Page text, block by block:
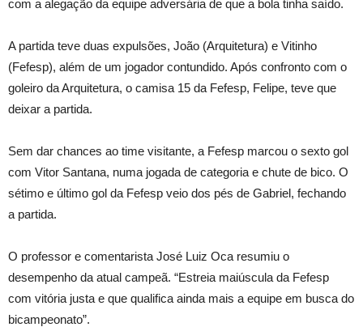
com a alegação da equipe adversária de que a bola tinha saído.
A partida teve duas expulsões, João (Arquitetura) e Vitinho
(Fefesp), além de um jogador contundido. Após confronto com o
goleiro da Arquitetura, o camisa 15 da Fefesp, Felipe, teve que
deixar a partida.
Sem dar chances ao time visitante, a Fefesp marcou o sexto gol
com Vitor Santana, numa jogada de categoria e chute de bico. O
sétimo e último gol da Fefesp veio dos pés de Gabriel, fechando
a partida.
O professor e comentarista José Luiz Oca resumiu o
desempenho da atual campeã. “Estreia maiúscula da Fefesp
com vitória justa e que qualifica ainda mais a equipe em busca do
bicampeonato”.